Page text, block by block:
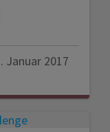
Januar 2017